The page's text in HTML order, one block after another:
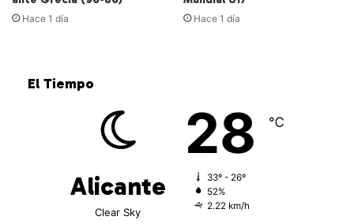
Hace 1 día Hace 1 día
El Tiempo
Alicante
Clear Sky
28 ℃
33º - 26º
52%
2.22 km/h